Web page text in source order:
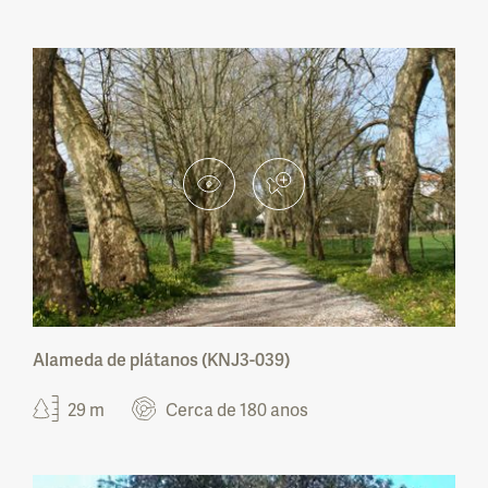
Parque Natural de Montesinho
Parque Natural do Litoral Norte
Parque Natural do Alvão
Parque Natural do Douro Internacional
Parque Natural da Serra da Estrela
Parque Natural do Tejo Internacional
Parque Natural das Serras de Aire e
Alameda de plátanos (KNJ3-039)
29 m
Cerca de 180 anos